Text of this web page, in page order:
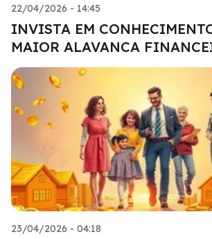
22/04/2026 - 14:45
INVISTA EM
MAIOR ALAVANCA
23/04/2026 - 04:18